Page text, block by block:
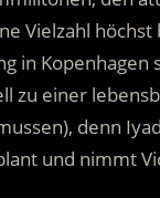
Vielzahl
in
zu einer
denn
und nimmt